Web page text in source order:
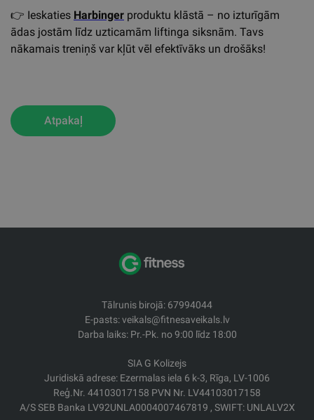
👉 Ieskaties Harbinger produktu klāstā – no izturīgām
ādas jostām līdz uzticamām liftinga siksnām. Tavs
nākamais treniņš var kļūt vēl efektīvāks un drošāks!
Atpakaļ
Tālrunis birojā: 67994044
E-pasts: veikals@fitnesaveikals.lv
Darba laiks: Pr.-Pk. no 9:00 līdz 18:00
SIA G Kolizejs
Juridiskā adrese: Ezermalas iela 6 k-3, Rīga, LV-1006
Reģ.Nr. 44103017158 PVN Nr. LV44103017158
A/S SEB Banka LV92UNLA0004007467819 , SWIFT: UNLALV2X